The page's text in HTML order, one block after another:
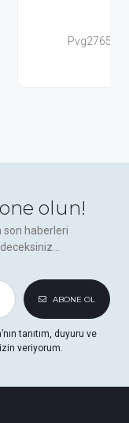
Süngerlik / 34Cm
olun!
son haberleri
ABONE OL
tanıtım, duyuru ve
veriyorum.